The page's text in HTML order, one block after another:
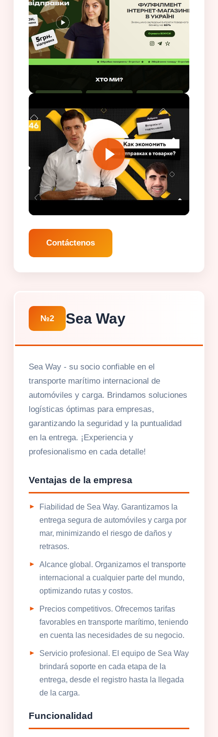
Contáctenos
№2 Sea Way
Sea Way - su socio confiable en el
transporte marítimo internacional de
automóviles y carga. Brindamos soluciones
logísticas óptimas para empresas,
garantizando la seguridad y la puntualidad
en la entrega. ¡Experiencia y
profesionalismo en cada detalle!
Ventajas de la empresa
Fiabilidad de Sea Way. Garantizamos la
entrega segura de automóviles y carga por
mar, minimizando el riesgo de daños y
retrasos.
Alcance global. Organizamos el transporte
internacional a cualquier parte del mundo,
optimizando rutas y costos.
Precios competitivos. Ofrecemos tarifas
favorables en transporte marítimo, teniendo
en cuenta las necesidades de su negocio.
Servicio profesional. El equipo de Sea Way
brindará soporte en cada etapa de la
entrega, desde el registro hasta la llegada
de la carga.
Funcionalidad